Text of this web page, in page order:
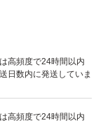
高頻度で24時間以内
日数内に発送していま
高頻度で24時間以内